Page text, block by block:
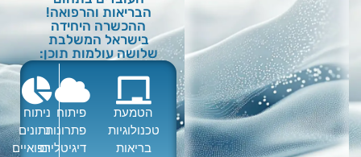
הבריאות והרפואה!
ההכשרה היחידה
בישראל המשלבת
שלושה עולמות תוכן:
הטמעת
טכנולוגיות
בריאות
פיתוח
פתרונות
דיגיטליים
ניתוח
נתונים
רפואיים